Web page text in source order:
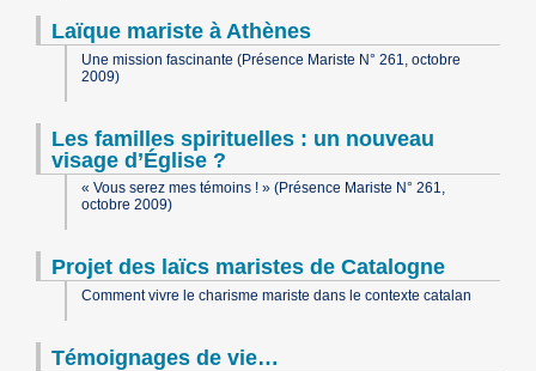
Laïque mariste à Athènes
Une mission fascinante (Présence Mariste N° 261, octobre
2009)
Les familles spirituelles : un nouveau
visage d’Église ?
« Vous serez mes témoins ! » (Présence Mariste N° 261,
octobre 2009)
Projet des laïcs maristes de Catalogne
Comment vivre le charisme mariste dans le contexte catalan
Témoignages de vie…